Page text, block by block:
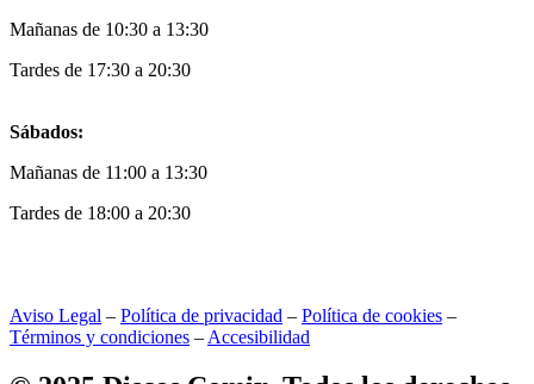
Mañanas de 10:30 a 13:30
Tardes de 17:30 a 20:30
Sábados:
Mañanas de 11:00 a 13:30
Tardes de 18:00 a 20:30
Aviso Legal – Política de privacidad – Política de cookies –
Términos y condiciones – Accesibilidad